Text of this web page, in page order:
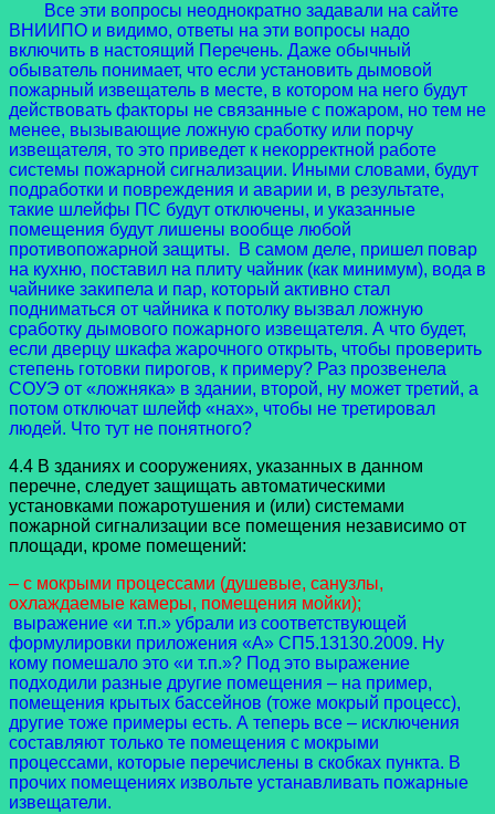
Все эти вопросы неоднократно задавали на сайте
ВНИИПО и видимо, ответы на эти вопросы надо
включить в настоящий Перечень. Даже обычный
обыватель понимает, что если установить дымовой
пожарный извещатель в месте, в котором на него будут
действовать факторы не связанные с пожаром, но тем не
менее, вызывающие ложную сработку или порчу
извещателя, то это приведет к некорректной работе
системы пожарной сигнализации. Иными словами, будут
подработки и повреждения и аварии и, в результате,
такие шлейфы ПС будут отключены, и указанные
помещения будут лишены вообще любой
противопожарной защиты. В самом деле, пришел повар
на кухню, поставил на плиту чайник (как минимум), вода в
чайнике закипела и пар, который активно стал
подниматься от чайника к потолку вызвал ложную
сработку дымового пожарного извещателя. А что будет,
если дверцу шкафа жарочного открыть, чтобы проверить
степень готовки пирогов, к примеру? Раз прозвенела
СОУЭ от «ложняка» в здании, второй, ну может третий, а
потом отключат шлейф «нах», чтобы не третировал
людей. Что тут не понятного?
4.4 В зданиях и сооружениях, указанных в данном
перечне, следует защищать автоматическими
установками пожаротушения и (или) системами
пожарной сигнализации все помещения независимо от
площади, кроме помещений:
– с мокрыми процессами (душевые, санузлы,
охлаждаемые камеры, помещения мойки);
выражение «и т.п.» убрали из соответствующей
формулировки приложения «А» СП5.13130.2009. Ну
кому помешало это «и т.п.»? Под это выражение
подходили разные другие помещения – на пример,
помещения крытых бассейнов (тоже мокрый процесс),
другие тоже примеры есть. А теперь все – исключения
составляют только те помещения с мокрыми
процессами, которые перечислены в скобках пункта. В
прочих помещениях извольте устанавливать пожарные
извещатели.